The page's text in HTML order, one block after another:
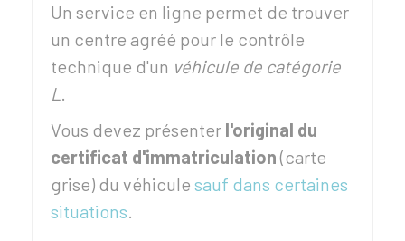
Un service en ligne permet de trouver
un centre agréé pour le contrôle
technique d'un véhicule de catégorie
L.
Vous devez présenter l'original du
certificat d'immatriculation(carte
grise) du véhicule sauf dans certaines
situations.